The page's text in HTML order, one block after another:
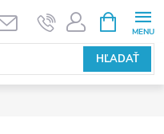
HĽADAŤ
KOŠÍK